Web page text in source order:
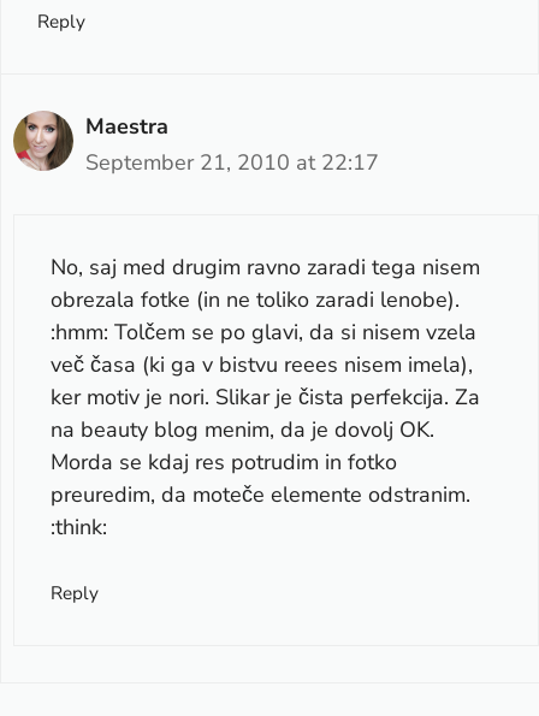
Reply
Maestra
September 21, 2010 at 22:17
No, saj med drugim ravno zaradi tega nisem
obrezala fotke (in ne toliko zaradi lenobe).
:hmm: Tolčem se po glavi, da si nisem vzela
več časa (ki ga v bistvu reees nisem imela),
ker motiv je nori. Slikar je čista perfekcija. Za
na beauty blog menim, da je dovolj OK.
Morda se kdaj res potrudim in fotko
preuredim, da moteče elemente odstranim.
:think:
Reply